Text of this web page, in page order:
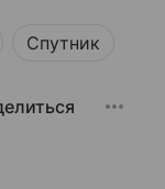
Спутник